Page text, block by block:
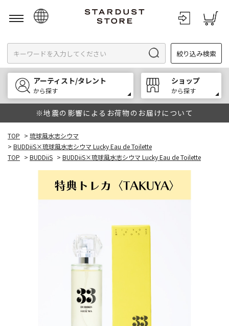
English
한국어
中文
絞り込み検索
アーティスト/タレント
から探す
ショップ
から探す
※地震の影響によるお荷物のお届けについて
TOP > 琉球風水志シウマ
> BUDDiiS×琉球風水志シウマ Lucky Eau de Toilette
TOP > BUDDiiS > BUDDiiS×琉球風水志シウマ Lucky Eau de Toilette